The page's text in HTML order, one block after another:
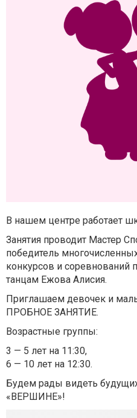
В нашем центре работает
Занятия проводит Мастер
победитель
конкурсов и
танцам Ежова Алисия.
Приглашаем девочек и
ПРОБНОЕ ЗАНЯТИЕ.
Возрастные группы:
3 — 5 лет на 11:30,
6 — 10 лет на 12:30.
Будем рады видеть
«ВЕРШИНЕ»!